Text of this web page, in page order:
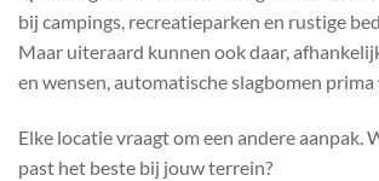
bij campings, recreatieparken en rustige
Maar uiteraard kunnen ook daar,
en wensen, automatische slagbomen
Elke locatie vraagt om een andere aanpak.
past het beste bij jouw terrein?